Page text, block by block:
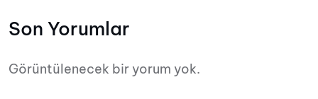
Son Yorumlar
Görüntülenecek bir yorum yok.